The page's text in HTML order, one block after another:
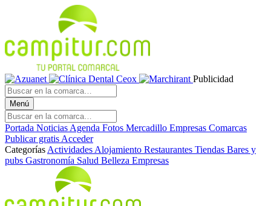
Publicidad
Menú
Portada Noticias Agenda Fotos Mercadillo Empresas Comarcas
Publicar gratis Acceder
Categorías Actividades Alojamiento Restaurantes Tiendas Bares y
pubs Gastronomía Salud Belleza Empresas